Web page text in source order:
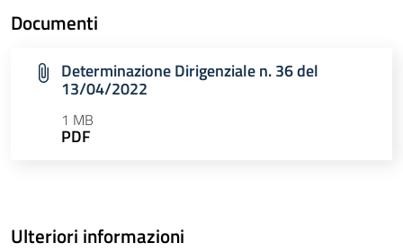
Documenti
Determinazione Dirigenziale n. 36 del
13/04/2022
1 MB
PDF
Ulteriori informazioni